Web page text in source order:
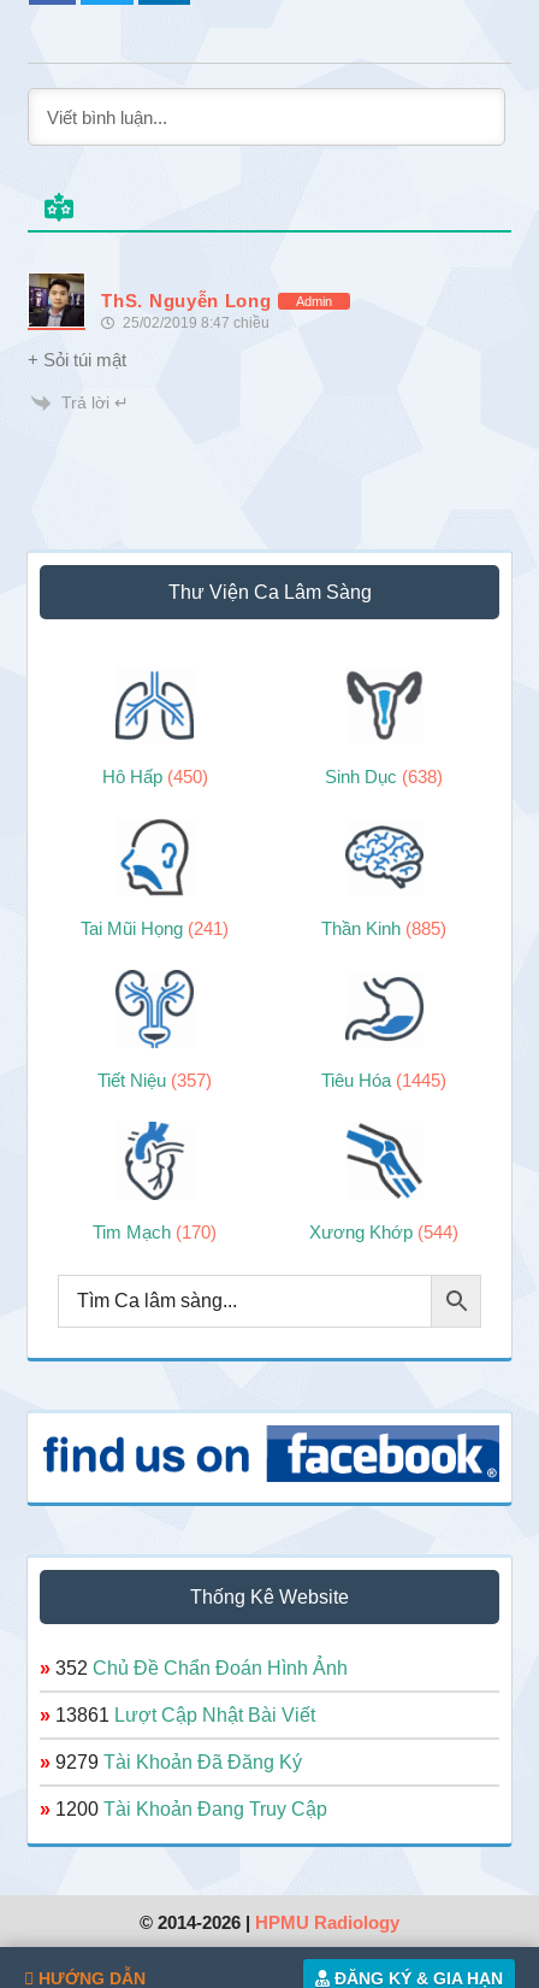
ThS. Nguyễn Long Admin
25/02/2019 8:47 chiều
+ Sỏi túi mật
Trả lời ↵
Sidebar
chính
Thư Viện Ca Lâm Sàng
Hô Hấp (450) Sinh Dục (638)
Tai Mũi Họng (241) Thần Kinh (885)
Tiết Niệu (357) Tiêu Hóa (1445)
Tim Mạch (170) Xương Khớp (544)
Thống Kê Website
» 352Chủ Đề Chẩn Đoán Hình Ảnh
» 13861 Lượt Cập Nhật Bài Viết
» 9279Tài Khoản Đã Đăng Ký
» 1200Tài Khoản Đang Truy Cập
© 2014-2026 | HPMU Radiology
HƯỚNG DẪN ĐĂNG KÝ & GIA HẠN